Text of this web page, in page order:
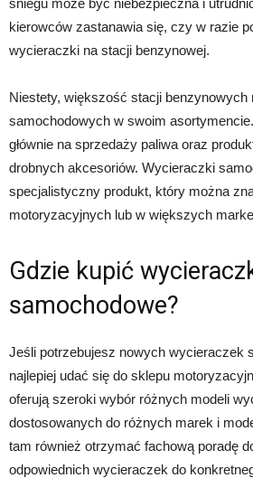
śniegu może być niebezpieczna i
kierowców zastanawia się, czy w razie
wycieraczki na stacji benzynowej.
Niestety, większość stacji benzynowych
samochodowych w swoim
głównie na sprzedaży paliwa oraz
drobnych akcesoriów. Wycieraczki
specjalistyczny produkt, który można
motoryzacyjnych lub w większych
Gdzie kupić
samochodowe?
Jeśli potrzebujesz nowych wycieraczek
najlepiej udać się do sklepu
oferują szeroki wybór różnych modeli
dostosowanych do różnych marek i
tam również otrzymać fachową poradę
odpowiednich wycieraczek do